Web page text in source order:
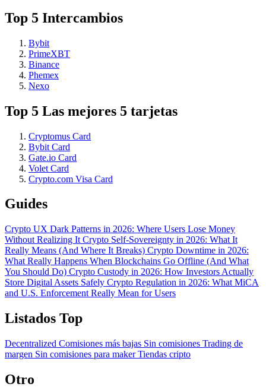
Top 5 Intercambios
Bybit
PrimeXBT
Binance
Phemex
Nexo
Top 5 Las mejores 5 tarjetas
Cryptomus Card
Bybit Card
Gate.io Card
Volet Card
Crypto.com Visa Card
Guides
Crypto UX Dark Patterns in 2026: Where Users Lose Money
Without Realizing It Crypto Self-Sovereignty in 2026: What It
Really Means (And Where It Breaks) Crypto Downtime in 2026:
What Really Happens When Blockchains Go Offline (And What
You Should Do) Crypto Custody in 2026: How Investors Actually
Store Digital Assets Safely Crypto Regulation in 2026: What MiCA
and U.S. Enforcement Really Mean for Users
Listados Top
Decentralized Comisiones más bajas Sin comisiones Trading de
margen Sin comisiones para makerTiendas cripto
Otro